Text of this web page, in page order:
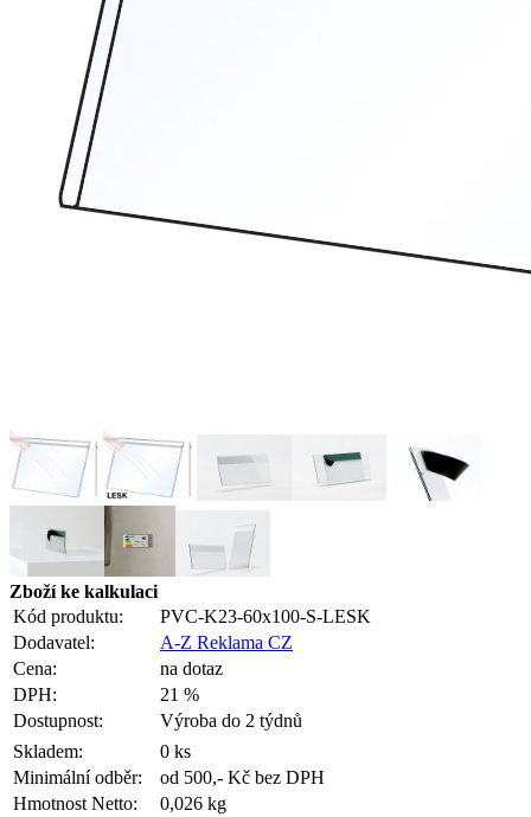
Zboží ke kalkulaci
Kód produktu:
PVC-K23-60x100-S-LESK
Dodavatel:
A-Z Reklama CZ
Cena:
na dotaz
DPH:
21 %
Dostupnost:
Výroba do 2 týdnů
Skladem:
0 ks
Minimální odběr:
od 500,- Kč bez DPH
Hmotnost Netto:
0,026 kg